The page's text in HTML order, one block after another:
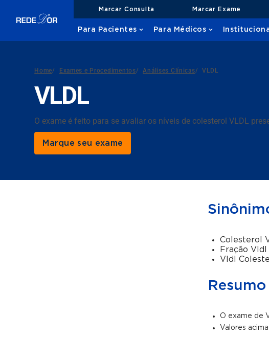
Marcar Consulta Marcar Exame
Para Pacientes Para Médicos
Home/ Exames e Procedimentos/ Análises Clínicas/ VLDL
VLDL
O exame é feito para se avaliar os níveis de colesterol VLDL
Marque seu exame
Colesterol
Fração Vldl
Vldl
O exame de
Valores